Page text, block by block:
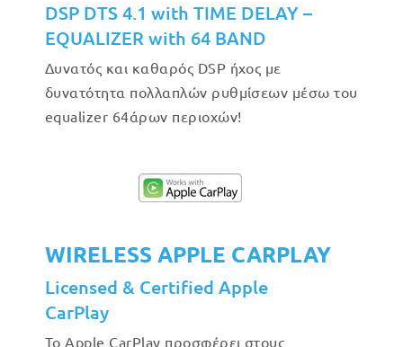
DSP DTS 4.1 with TIME DELAY –
EQUALIZER with 64 BAND
Δυνατός και καθαρός DSP ήχος με
δυνατότητα πολλαπλών ρυθμίσεων μέσω του
equalizer 64άρων περιοχών!
WIRELESS APPLE CARPLAY
Licensed & Certified Apple
CarPlay
Το Apple CarPlay προσφέρει στους